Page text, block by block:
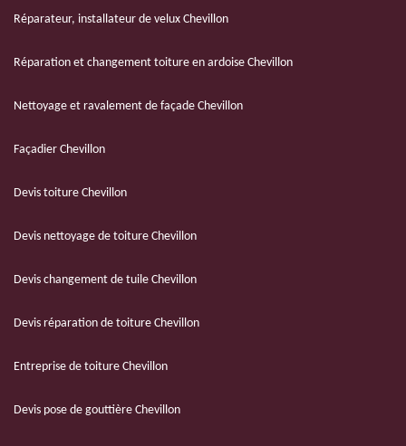
Réparateur, installateur de velux Chevillon
Réparation et changement toiture en ardoise Chevillon
Nettoyage et ravalement de façade Chevillon
Façadier Chevillon
Devis toiture Chevillon
Devis nettoyage de toiture Chevillon
Devis changement de tuile Chevillon
Devis réparation de toiture Chevillon
Entreprise de toiture Chevillon
Devis pose de gouttière Chevillon